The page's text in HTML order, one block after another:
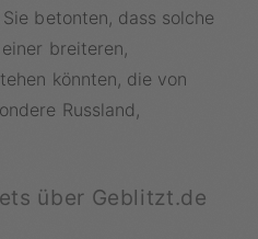
betonten, dass solche
breiteren,
könnten, die von
Russland,
über Geblitzt.de